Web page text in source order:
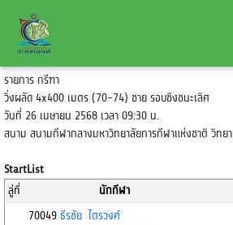
รายการ กรีฑา
วิ่งผลัด 4x400 เมตร (70-74) ชาย รอบชิงชนะเลิศ
วันที่ 26 เมษายน 2568 เวลา 09:30 น.
สนาม สนามกีฬากลางมหาวิทยาลัยการกีฬาแห่งชาติ วิทย
StartList
ลู่ที่
นักกีฬา
70049 ธีรชัย ไตรวงศ์